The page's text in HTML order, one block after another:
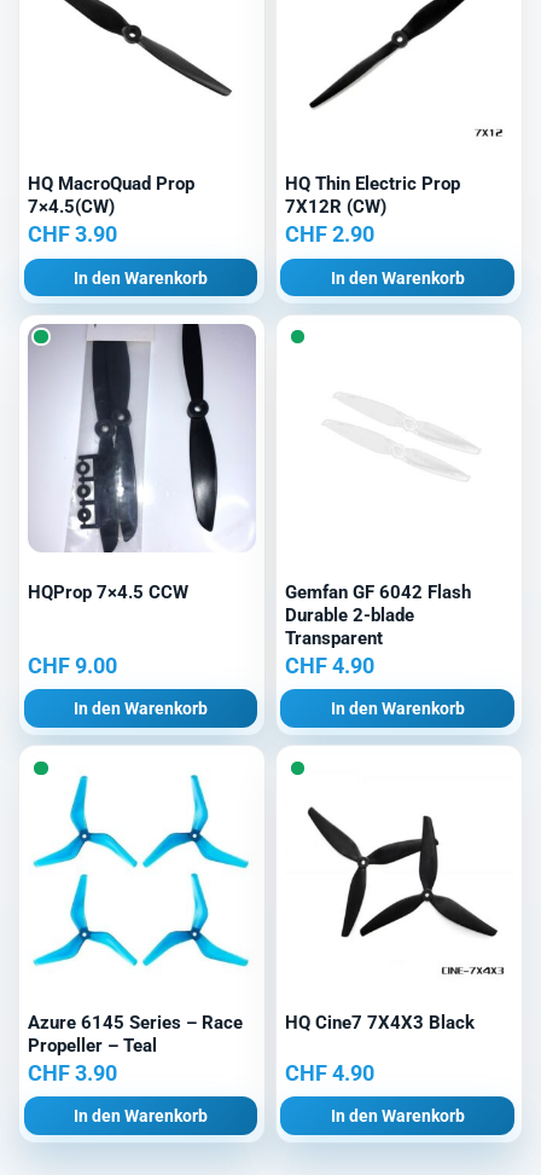
HQ MacroQuad Prop
7×4.5(CW)
CHF3.90
In den Warenkorb
HQ Thin Electric Prop
7X12R (CW)
CHF2.90
In den Warenkorb
HQProp 7×4.5 CCW
CHF9.00
In den Warenkorb
Gemfan GF 6042 Flash
Durable 2-blade
Transparent
CHF4.90
In den Warenkorb
Azure 6145 Series – Race
Propeller – Teal
CHF3.90
In den Warenkorb
HQ Cine7 7X4X3 Black
CHF4.90
In den Warenkorb